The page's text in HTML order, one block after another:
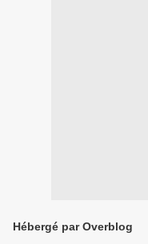
Hébergé par Overblog